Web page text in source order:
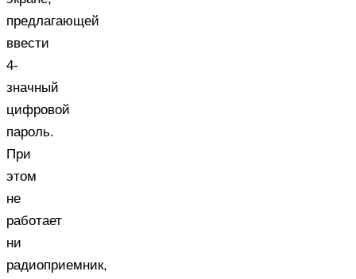
предлагающей
ввести
4-
значный
цифровой
пароль.
При
этом
не
работает
ни
радиоприемник,